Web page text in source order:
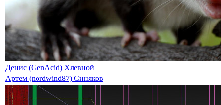
Денис (GenAcid) Хлевной
Артем (nordwind87) Синяков